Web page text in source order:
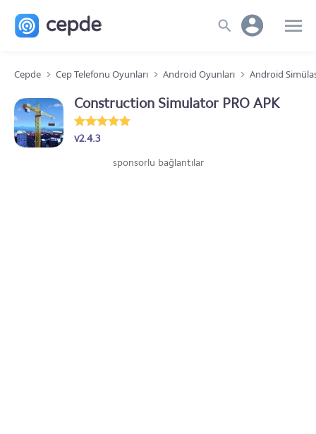
Cepde Cep Telefonu Oyunları Android Oyunları Android
Construction Simulator PRO APK
v2.4.3
sponsorlu bağlantılar